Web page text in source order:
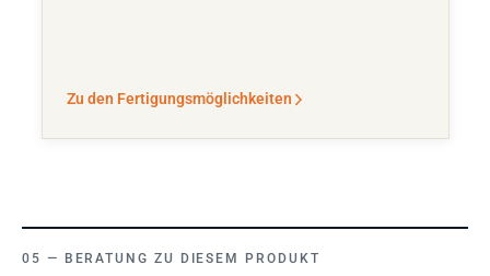
Zu den Fertigungsmöglichkeiten
BERATUNG ZU DIESEM PRODUKT